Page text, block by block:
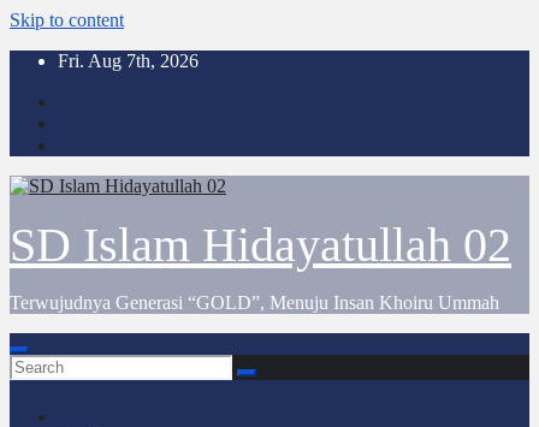
Skip to content
Fri. Aug 7th, 2026
SD Islam Hidayatullah 02
Terwujudnya Generasi “GOLD”, Menuju Insan Khoiru Ummah